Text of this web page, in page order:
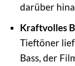
darüber
Kraftvolles
Tieftöner
Bass, der